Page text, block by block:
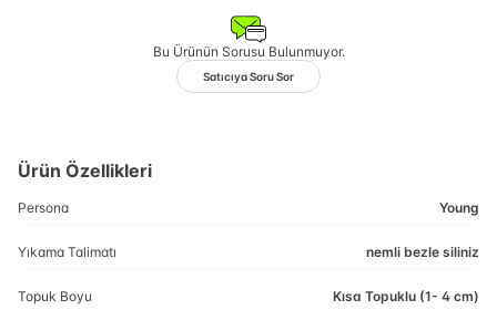
Bu Ürünün Sorusu Bulunmuyor.
Satıcıya Soru Sor
Ürün Özellikleri
Persona Young
Yıkama Talimatı nemli bezle siliniz
Topuk Boyu Kısa Topuklu (1- 4 cm)